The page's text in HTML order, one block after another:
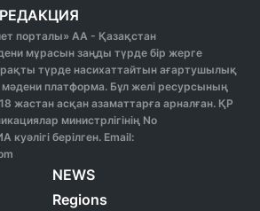
РЕДАКЦИЯ
порталы» АА - Қазақстан
мұрасын заңды түрде бір жерге
түрде насихаттайтын ағартушылық
мәдени платформа. Бұл желі ресурсының
жастан асқан азаматтарға арналған. ҚР
министрлігінің No
берілген. Email:
NEWS
Regions